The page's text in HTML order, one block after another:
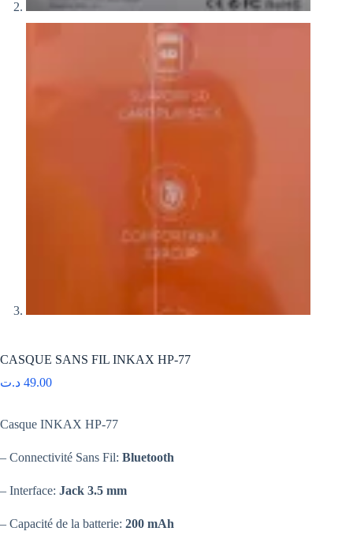
CASQUE SANS FIL INKAX HP-77
49.00 د.ت
Casque INKAX HP-77
– Connectivité Sans Fil: Bluetooth
– Interface: Jack 3.5 mm
– Capacité de la batterie: 200 mAh